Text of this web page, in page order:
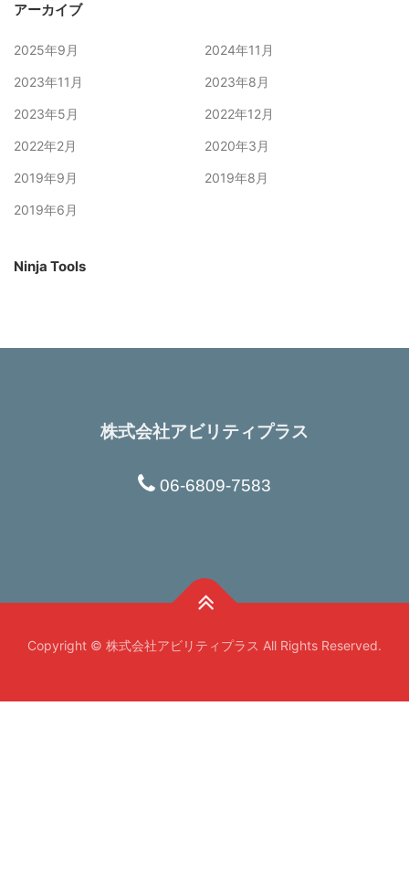
アーカイブ
2025年9月 2024年11月
2023年11月 2023年8月
2023年5月 2022年12月
2022年2月 2020年3月
2019年9月 2019年8月
2019年6月
Ninja Tools
株式会社アビリティプラス
Copyright © 株式会社アビリティプラス All Rights Reserved.